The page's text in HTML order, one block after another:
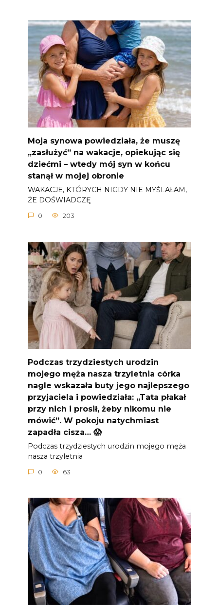
Moja synowa powiedziała, że ​​muszę
„zasłużyć” na wakacje, opiekując się
dziećmi – wtedy mój syn w końcu
stanął w mojej obronie
WAKACJE, KTÓRYCH NIGDY NIE MYŚLAŁAM,
ŻE DOŚWIADCZĘ
0 203
Podczas trzydziestych urodzin
mojego męża nasza trzyletnia córka
nagle wskazała buty jego najlepszego
przyjaciela i powiedziała: „Tata płakał
przy nich i prosił, żeby nikomu nie
mówić”. W pokoju natychmiast
zapadła cisza… 😱
Podczas trzydziestych urodzin mojego męża
nasza trzyletnia
0 63